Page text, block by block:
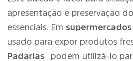
apresentação e preservação
essenciais. Em supermercados
usado para expor produtos
Padarias
podem utilizá-lo